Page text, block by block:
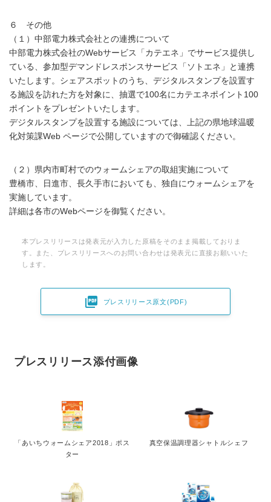
６ その他
（１）中部電力株式会社との連携について
中部電力株式会社のWebサービス「カテエネ」でサービス提供し
ている、参加型デマンドレスポンスサービス「ソトエネ」と連携
いたします。シェアスポットのうち、デジタルスタンプを設置す
る施設を訪れた方を対象に、抽選で100名にカテエネポイント100
ポイントをプレゼントいたします。
デジタルスタンプを設置する施設については、上記の県地球温暖
化対策課Web ページで公開していますので御確認ください。
（２）県内市町村でのウォームシェアの取組実施について
豊橋市、日進市、長久手市においても、独自にウォームシェアを
実施しています。
詳細は各市のWebページを御覧ください。
本プレスリリースは発表元が入力した原稿をそのまま掲載しておりま
す。また、プレスリリースへのお問い合わせは発表元に直接お願いいた
します。
 プレスリリース原文(PDF)
プレスリリース添付画像
「あいちウォームシェア2018」ポス
ター
真空保温調理器シャトルシェフ